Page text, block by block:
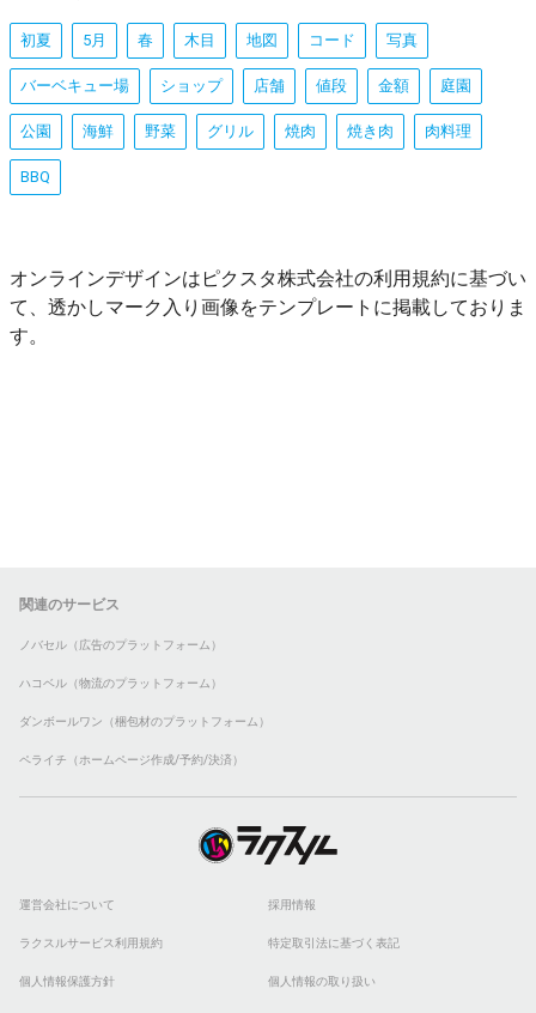
初夏 5月 春 木目 地図 コード 写真
バーベキュー場 ショップ 店舗 値段 金額 庭園
公園 海鮮 野菜 グリル 焼肉 焼き肉 肉料理
BBQ
オンラインデザインはピクスタ株式会社の利用規約に基づい
て、透かしマーク入り画像をテンプレートに掲載しておりま
す。
関連のサービス
ノバセル（広告のプラットフォーム）
ハコベル（物流のプラットフォーム）
ダンボールワン（梱包材のプラットフォーム）
ペライチ（ホームページ作成/予約/決済）
運営会社について 採用情報
ラクスルサービス利用規約 特定取引法に基づく表記
個人情報保護方針 個人情報の取り扱い